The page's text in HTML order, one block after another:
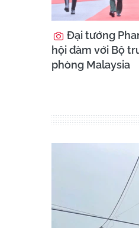
Đại tướng
hội đàm với Bộ
phòng Malaysia